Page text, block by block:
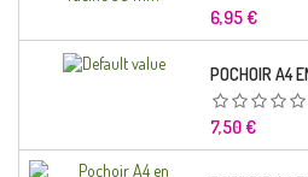
Prix
6,95 €
Prix
7,50 €